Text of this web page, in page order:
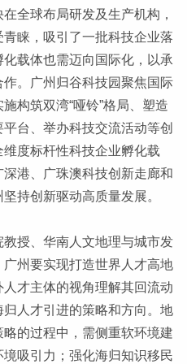
全球布局研发及生产机构，
睐，吸引了一批科技企业落
载体也需迈向国际化，以承
。广州归谷科技园聚焦国际
构筑双湾“哑铃”格局、塑造
台、举办科技交流活动等创
度标杆性科技企业孵化载
港、广珠澳科技创新走廊和
持创新驱动高质量发展。
授、华南人文地理与城市发
州要实现打造世界人才高地
才主体的视角理解其回流动
人才引进的策略和方向。地
的过程中，需侧重软环境建
吸引力；强化海归知识移民